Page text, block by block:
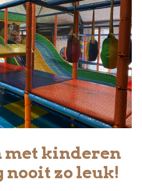
met kinderen
nooit zo leuk!